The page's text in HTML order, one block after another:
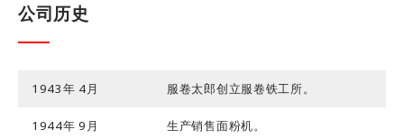
下載
企业信息 问候语
公司历史 重点行业的所有权
公司历史
1943年 4月 服卷太郎创立服卷铁工所。
1944年 9月 生产销售面粉机。